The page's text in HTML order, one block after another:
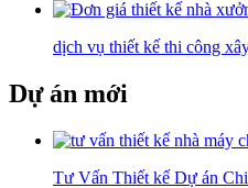
dịch vụ thiết kế thi công
Dự án mới
Tư Vấn Thiết kế Dự án